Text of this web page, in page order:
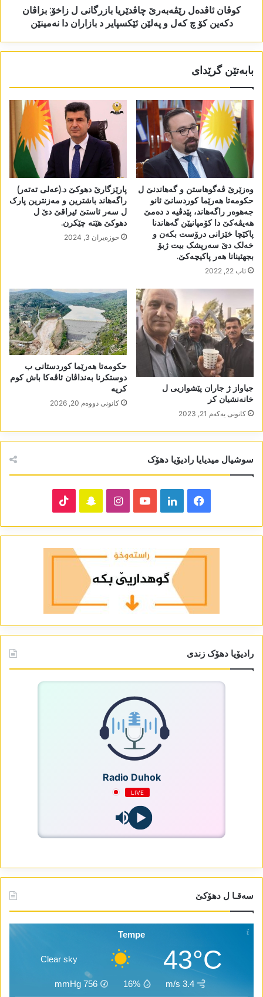
کوڤان ئاڤدەل رێڤەبەرێ چاڤدێریا بازرگانی ل زاخۆ: بزاڤان
دکەین کۆ چ کەل و پەلێن ئێکسپایر د بازاران دا نەمینێن
بابەتێن گرێدای
وەزێرێ ڤەگوھاستن و گەھاندنێ ل
حکومەتا ھەرێما کوردسانێ ئانو
جەھوەر راگەھاند، پێدڤیە د دەمێ
ھەیڤەکێ دا کۆمپانیێن گەھاندنا
پاکێچا خێزانی درۆست بکەن و
خەلک دێ سەرپشک بیت ژبۆ
بجھئینانا ھەر پاکیچەکێ.
ئاب 22, 2022
پارێزگارێ دھوکێ د.(عەلی تەتەر)
راگەھاند باشترین و مەزنترین پارک
ل سەر ئاستێ ئیراقێ دێ ل
دھوکێ ھێتە چێکرن.
حوزه‌یران 3, 2024
جیاواز ژ جاران پێشوازیی ل
خانەنشیان کر
كانونی یه‌كه‌م 21, 2023
حکومەتا ھەرێما کوردستانی ب
دوستکرنا بەنداڤان ئاڤەکا باش کوم
کریە
كانونی دووه‌م 20, 2026
سوشیال میدیایا رادیۆیا دھۆک
Facebook
LinkedIn
YouTube
Instagram
Snapchat
رادیۆیا دھۆک زندی
Radio Duhok
LIVE
سەقـا ل دھۆکێ
Tempe
43°C
Clear sky
3.4 m/s
16%
756
mmHg